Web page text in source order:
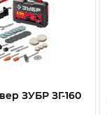
ЗУБР ЗГ-160